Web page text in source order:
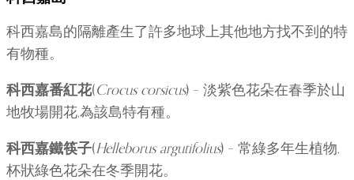
科西嘉島的隔離產生了許多地球上其他地方找不到的特
有物種。
科西嘉番紅花(Crocus corsicus) – 淡紫色花朵在春季於山
地牧場開花,為該島特有種。
科西嘉鐵筷子(Helleborus argutifolius) – 常綠多年生植物,
杯狀綠色花朵在冬季開花。